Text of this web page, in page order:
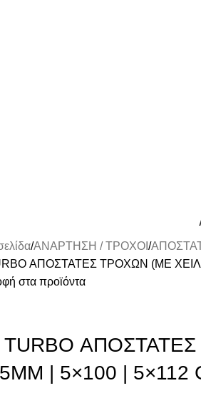
ΑΝΑΡΤΗΣΗ / ΤΡΟΧΟΙ
ΑΠΟΣΤΑΤΕΣ ΤΡΟΧΩΝ (ΜΕ
στα προϊόντα
TURBO
| 5×100 | 5×112